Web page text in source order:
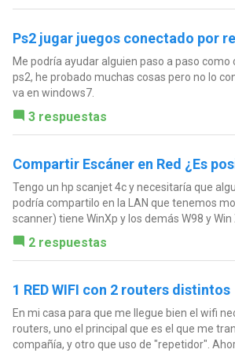
Ps2 jugar juegos conectado por
Me podría ayudar alguien paso a paso como
ps2, he probado muchas cosas pero no lo
va en windows7.
3 respuestas
Compartir Escáner en Red ¿Es
Tengo un hp scanjet 4c y necesitaría que
podría compartilo en la LAN que tenemos
scanner) tiene WinXp y los demás W98 y Win
2 respuestas
1 RED WIFI con 2 routers distintos
En mi casa para que me llegue bien el wifi
routers, uno el principal que es el que me
compañía, y otro que uso de "repetidor".